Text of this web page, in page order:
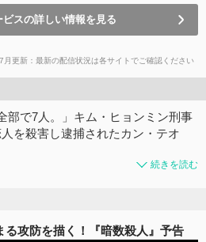
スの詳しい情報を見る
月更新：最新の配信状況は各サイトでご確認ください
部で7人。」キム・ヒョンミン刑事
を殺害し逮捕されたカン・テオ
続きを読む
攻防を描く！『暗数殺人』予告